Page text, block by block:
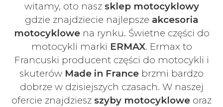
witamy, oto nasz sklep motocyklowy
gdzie znajdziecie najlepsze akcesoria
motocyklowena rynku. Świetne części do
motocykli marki ERMAX. Ermax to
Francuski producent części do motocykli i
skuterów Made in France brzmi bardzo
dobrze w dzisiejszych czasach. W naszej
ofercie znajdziesz szyby motocyklowe oraz